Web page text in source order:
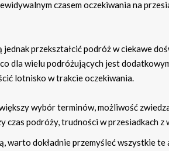
czasem oczekiwania na
przekształcić podróż w ciekawe
dla wielu podróżujących jest
lotnisko w trakcie oczekiwania.
wybór terminów, możliwość
czas podróży, trudności w przesiadkach z
warto dokładnie przemyśleć wszystkie